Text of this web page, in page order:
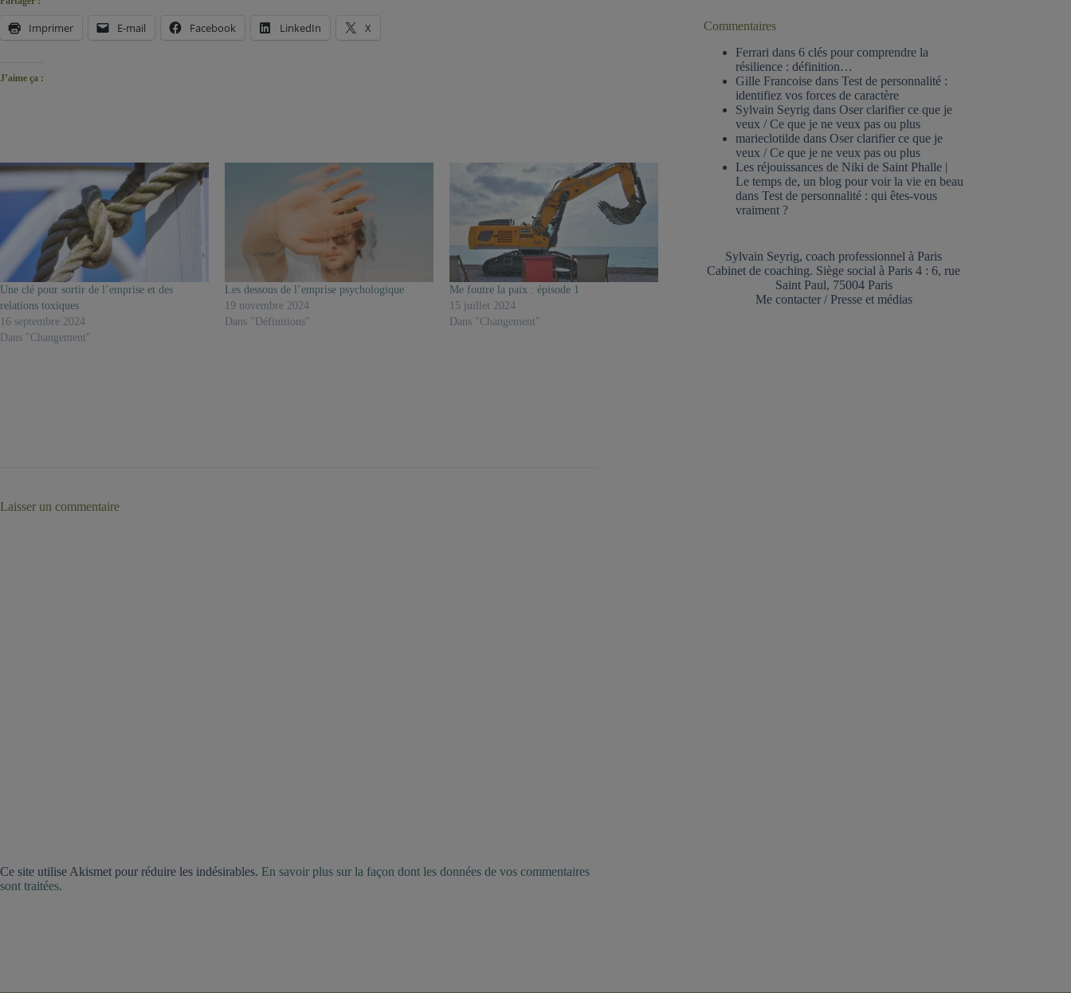
Imprimer E-mail Facebook LinkedIn X
J’aime ça :
Une clé pour sortir de l’emprise et des
relations toxiques
16 septembre 2024
Dans "Changement"
Les dessous de l’emprise psychologique
19 novembre 2024
Dans "Définitions"
Me foutre la paix : épisode 1
15 juillet 2024
Dans "Changement"
Commentaires
Ferrari dans6 clés pour comprendre la
résilience : définition…
Gille Francoise dansTest de personnalité :
identifiez vos forces de caractère
Sylvain Seyrig dansOser clarifier ce que je
veux / Ce que je ne veux pas ou plus
marieclotilde dansOser clarifier ce que je
veux / Ce que je ne veux pas ou plus
Les réjouissances de Niki de Saint Phalle |
Le temps de, un blog pour voir la vie en beau
dansTest de personnalité : qui êtes-vous
vraiment ?
Sylvain Seyrig, coach professionnel à Paris
Cabinet de coaching. Siège social à Paris 4 : 6, rue
Saint Paul, 75004 Paris
Me contacter/Presse et médias
Laisser un commentaire
Ce site utilise Akismet pour réduire les indésirables. En savoir plus sur la façon dont les données de vos commentaires
sont traitées.